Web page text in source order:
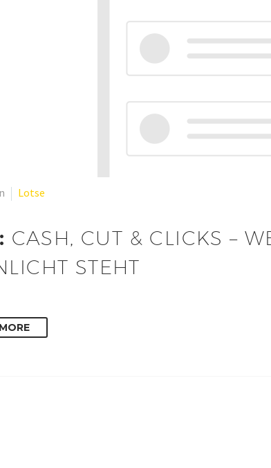
Lotse
CASH, CUT & CLICKS –
STEHT